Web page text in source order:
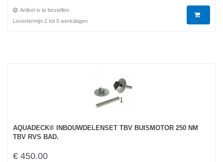
Artikel is te bestellen
Levertermijn 2 tot 5 werkdagen
AQUADECK® INBOUWDELENSET TBV BUISMOTOR 250 NM
TBV RVS BAD.
€ 450.00